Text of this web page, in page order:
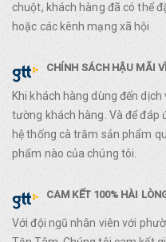
chuột, khách hàng đã có thể
hoặc các kênh mạng xã hội
CHÍNH SÁCH HẬU MÃI
Khi khách hàng dùng đến
tường khách hàng. Và để đáp
hệ thống cà trăm sản phẩm
phẩm nào của chúng tôi.
CAM KẾT 100% HÀI
Với đội ngũ nhân viên với